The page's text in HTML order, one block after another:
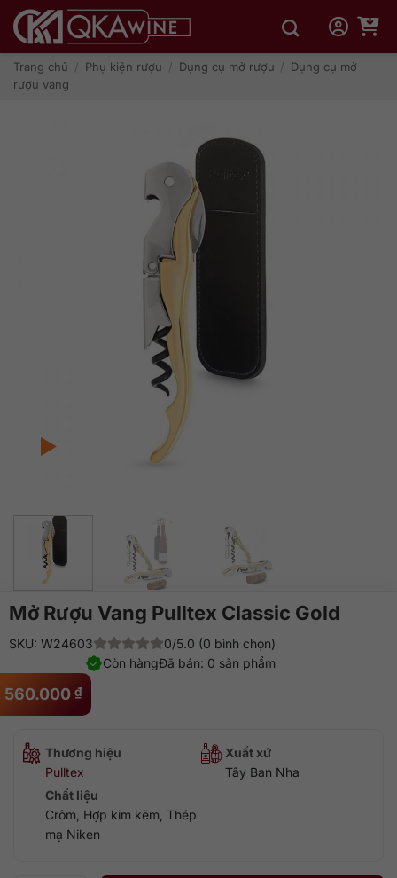
qua
dungTrang chủ / Phụ kiện rượu / Dụng cụ mở rượu / Dụng cụ mở
rượu vang
Mở Rượu Vang Pulltex Classic Gold
560.000 ₫
SKU: W24603
0/5.0 (0 bình chọn)
Đã bán: 0 sản phẩm
Còn hàng
Thương hiệu
Pulltex
Xuất xứ
Tây Ban Nha
Chất liệu
Crôm, Hợp kim kẽm, Thép
mạ Niken